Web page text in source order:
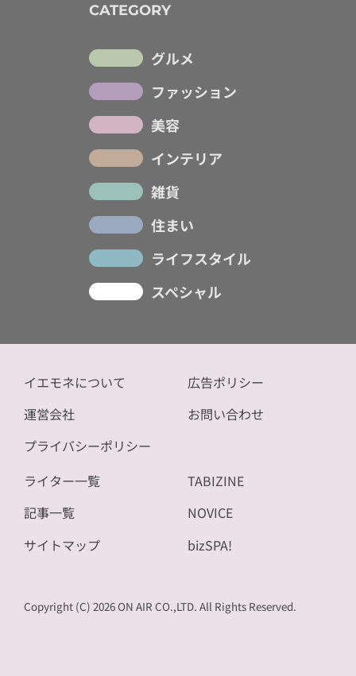
CATEGORY
グルメ
ファッション
美容
インテリア
雑貨
住まい
ライフスタイル
スペシャル
イエモネについて
運営会社
プライバシーポリシー
広告ポリシー
お問い合わせ
ライター一覧
記事一覧
サイトマップ
TABIZINE
NOVICE
bizSPA!
Copyright (C) 2026 ON AIR CO.,LTD. All Rights Reserved.